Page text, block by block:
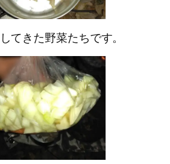
てきた野菜たちです。